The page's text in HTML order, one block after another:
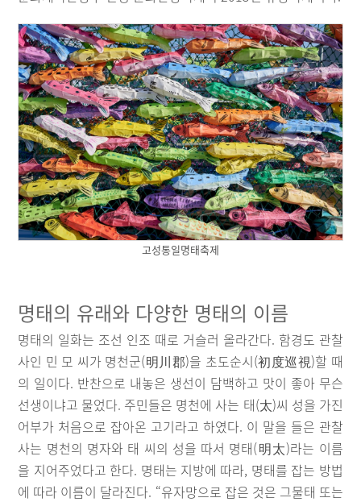
고성통일명태축제
명태의 유래와 다양한 명태의 이름
명태의 일화는 조선 인조 때로 거슬러 올라간다. 함경도 관찰
사인 민 모 씨가 명천군(明川郡)을 초도순시(初度巡視)할 때
의 일이다. 반찬으로 내놓은 생선이 담백하고 맛이 좋아 무슨
선생이냐고 물었다. 주민들은 명천에 사는 태(太)씨 성을 가진
어부가 처음으로 잡아온 고기라고 하였다. 이 말을 들은 관찰
사는 명천의 명자와 태 씨의 성을 따서 명태(明太)라는 이름
을 지어주었다고 한다. 명태는 지방에 따라, 명태를 잡는 방법
에 따라 이름이 달라진다. “유자망으로 잡은 것은 그물태 또는